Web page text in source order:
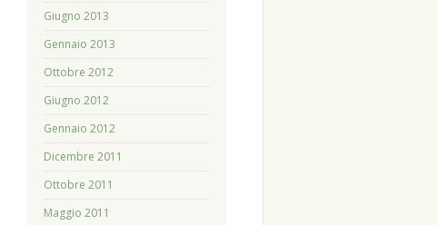
Giugno 2013
Gennaio 2013
Ottobre 2012
Giugno 2012
Gennaio 2012
Dicembre 2011
Ottobre 2011
Maggio 2011